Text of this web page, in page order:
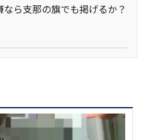
なら支那の旗でも掲げるか？